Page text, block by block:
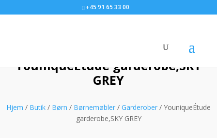
+45 91 65 33 00
YouniqueÉtude garderobe,SKY
GREY
Hjem / Butik / Børn / Børnemøbler / Garderober / YouniqueÉtude
garderobe,SKY GREY